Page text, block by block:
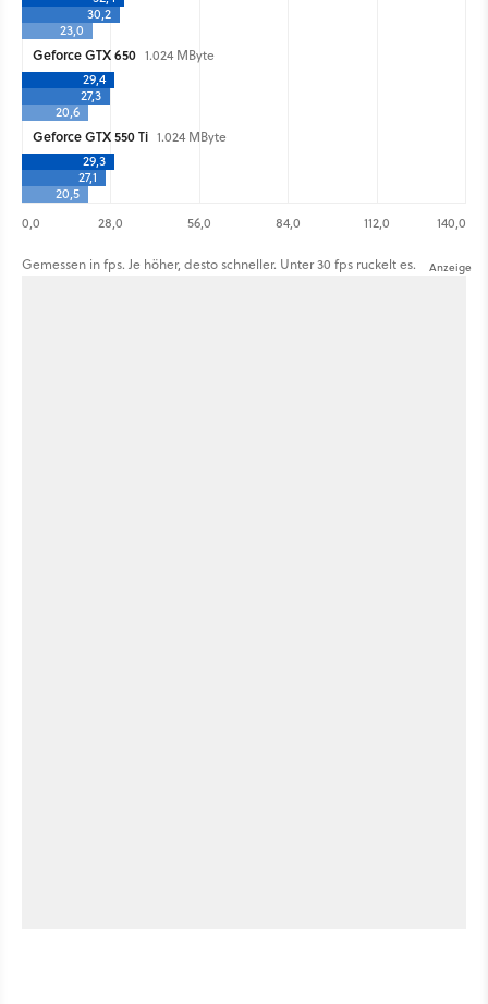
30,2
23,0
Geforce GTX 650 1.024 MByte
29,4
27,3
20,6
Geforce GTX 550 Ti 1.024 MByte
29,3
27,1
20,5
0,0
28,0 56,0 84,0 112,0 140,0
Gemessen in fps. Je höher, desto schneller. Unter 30 fps ruckelt es.